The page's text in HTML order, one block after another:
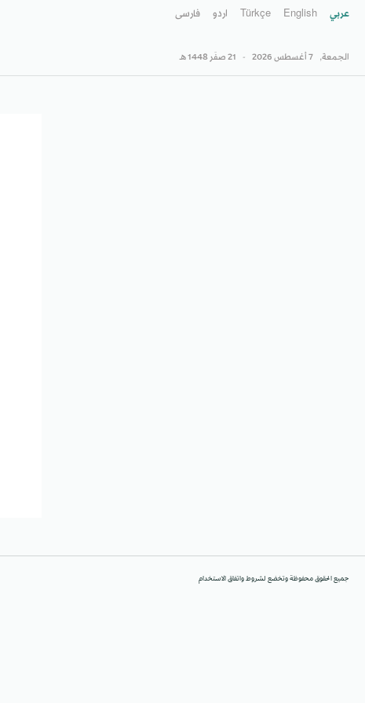
عربي English
Türkçe اردو فارسى
الجمعة, 7 أغسطس 2026 - 21 صفَر 1448 هـ
جميع الحقوق محفوظة وتخضع لشروط واتفاق الاستخدام